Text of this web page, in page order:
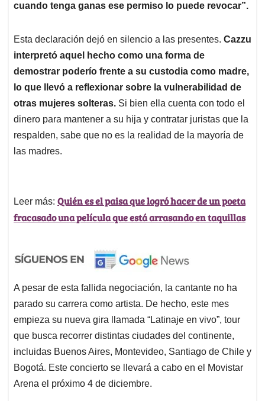
cuando tenga ganas ese permiso lo puede revocar”.
Esta declaración dejó en silencio a las presentes. Cazzu
interpretó aquel hecho como una forma de
demostrar poderío frente a su custodia como madre,
lo que llevó a reflexionar sobre la vulnerabilidad de
otras mujeres solteras. Si bien ella cuenta con todo el
dinero para mantener a su hija y contratar juristas que la
respalden, sabe que no es la realidad de la mayoría de
las madres.
Leer más: Quién es el paisa que logró hacer de un poeta
fracasado una película que está arrasando en taquillas
A pesar de esta fallida negociación, la cantante no ha
parado su carrera como artista. De hecho, este mes
empieza su nueva gira llamada “Latinaje en vivo”, tour
que busca recorrer distintas ciudades del continente,
incluidas Buenos Aires, Montevideo, Santiago de Chile y
Bogotá. Este concierto se llevará a cabo en el Movistar
Arena el próximo 4 de diciembre.